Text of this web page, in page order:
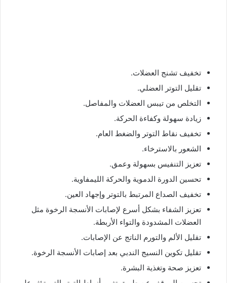
تخفيف تشنج العضلات.
تقليل التوتر العضلي.
التخلص من تيبس العضلات والمفاصل.
زيادة سهولة وكفاءة الحركة.
تخفيف نقاط التوتر والضغط العام.
الشعور بالاسترخاء.
تعزيز التنفيس بسهولة وعمق.
تحسين الدورة الدموية والحركة الليمفاوية.
تخفيف الصداع المرتبط بالتوتر وإجهاد العين.
تعزيز الشفاء بشكل أسرع لإصابات الأنسجة الرخوة مثل
العضلات المشدودة والتواء الأربطة.
تقليل الألم والتورم الناتج عن الإصابات.
تقليل تكوين النسيج الندبي بعد إصابات الأنسجة الرخوة.
تعزيز صحة وتغذية البشرة.